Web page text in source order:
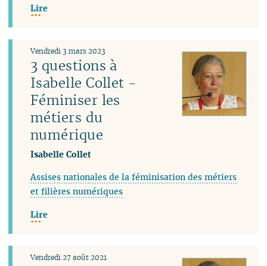
Lire
3 questions à
Isabelle Collet -
Féminiser les
métiers du
numérique
Vendredi 3 mars 2023
Isabelle Collet
Assises nationales de la féminisation des métiers
et filières numériques
Lire
Vendredi 27 août 2021